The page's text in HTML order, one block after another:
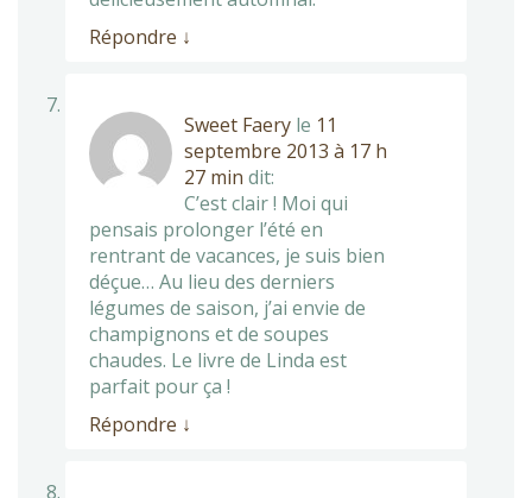
Répondre ↓
Sweet Faery le 11
septembre 2013 à 17 h
27 min dit:
C’est clair ! Moi qui
pensais prolonger l’été en
rentrant de vacances, je suis bien
déçue… Au lieu des derniers
légumes de saison, j’ai envie de
champignons et de soupes
chaudes. Le livre de Linda est
parfait pour ça !
Répondre ↓